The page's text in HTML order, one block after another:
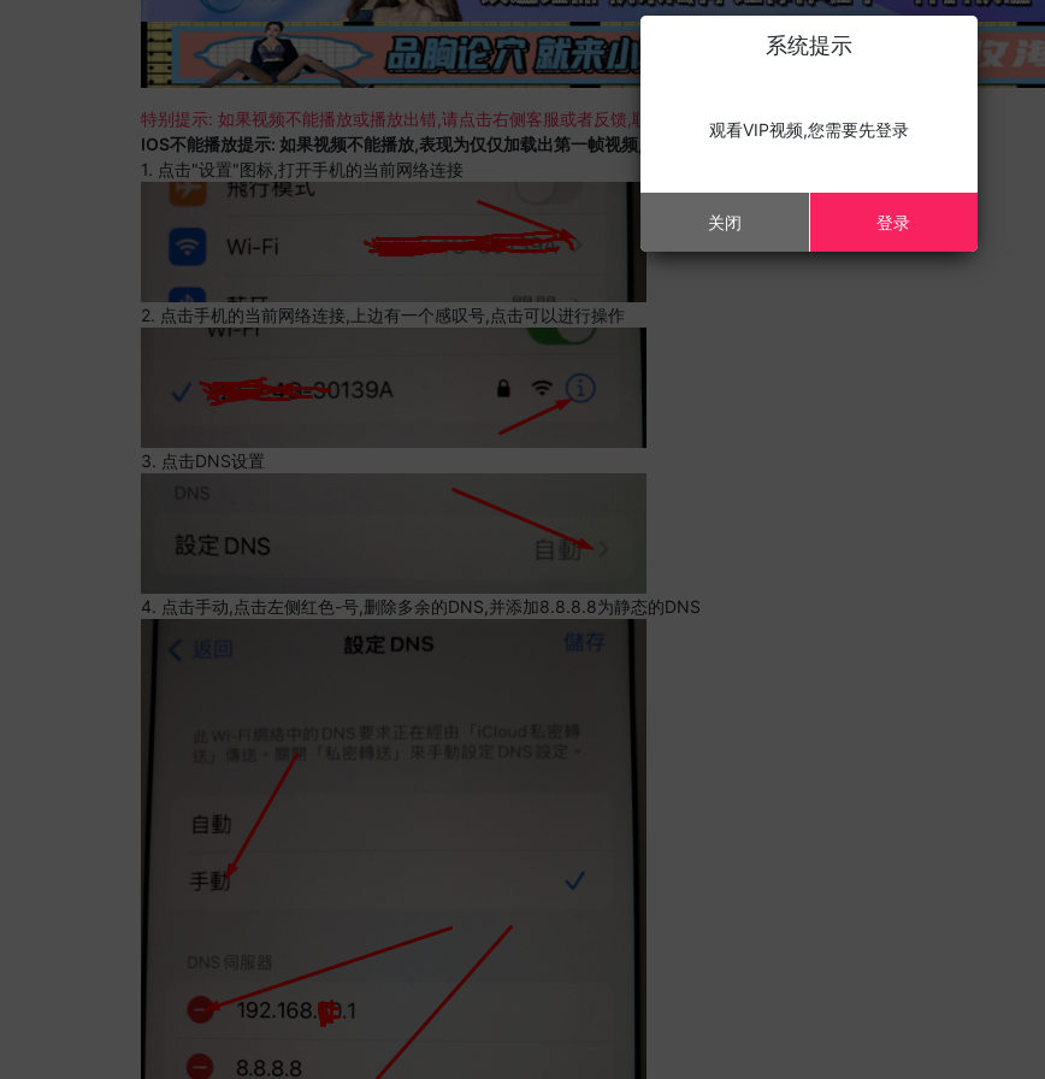
特别提示: 如果视频不能播放或播放出错,请点击右侧客服或者反馈,联系我们;
IOS不能播放提示: 如果视频不能播放,表现为仅仅加载出第一帧视频,且您的设备为苹果手机,请进行以下修改;
1. 点击"设置"图标,打开手机的当前网络连接
2. 点击手机的当前网络连接,上边有一个感叹号,点击可以进行操作
3. 点击DNS设置
4. 点击手动,点击左侧红色-号,删除多余的DNS,并添加8.8.8.8为静态的DNS
系统提示
观看VIP视频,您需要先登录
关闭 登录